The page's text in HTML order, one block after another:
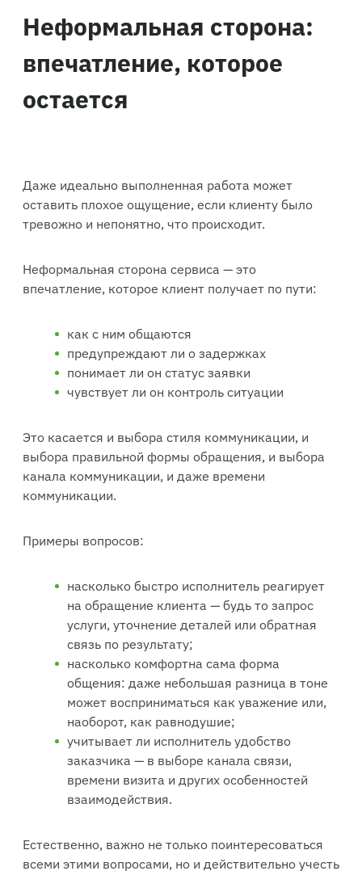
Неформальная сторона:
впечатление, которое
остается
Даже идеально выполненная работа может
оставить плохое ощущение, если клиенту было
тревожно и непонятно, что происходит.
Неформальная сторона сервиса — это
впечатление, которое клиент получает по пути:
как с ним общаются
предупреждают ли о задержках
понимает ли он статус заявки
чувствует ли он контроль ситуации
Это касается и выбора стиля коммуникации, и
выбора правильной формы обращения, и выбора
канала коммуникации, и даже времени
коммуникации.
Примеры вопросов:
насколько быстро исполнитель реагирует
на обращение клиента — будь то запрос
услуги, уточнение деталей или обратная
связь по результату;
насколько комфортна сама форма
общения: даже небольшая разница в тоне
может восприниматься как уважение или,
наоборот, как равнодушие;
учитывает ли исполнитель удобство
заказчика — в выборе канала связи,
времени визита и других особенностей
взаимодействия.
Естественно, важно не только поинтересоваться
всеми этими вопросами, но и действительно учесть